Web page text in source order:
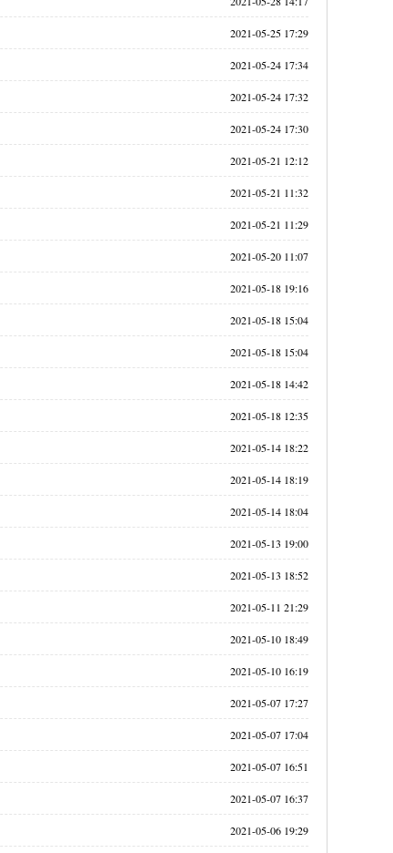
2021-05-25 17:29
2021-05-24 17:34
2021-05-24 17:32
2021-05-24 17:30
2021-05-21 12:12
2021-05-21 11:32
2021-05-21 11:29
2021-05-20 11:07
2021-05-18 19:16
2021-05-18 15:04
2021-05-18 15:04
2021-05-18 14:42
2021-05-18 12:35
2021-05-14 18:22
2021-05-14 18:19
2021-05-14 18:04
2021-05-13 19:00
2021-05-13 18:52
2021-05-11 21:29
2021-05-10 18:49
2021-05-10 16:19
2021-05-07 17:27
2021-05-07 17:04
2021-05-07 16:51
2021-05-07 16:37
2021-05-06 19:29